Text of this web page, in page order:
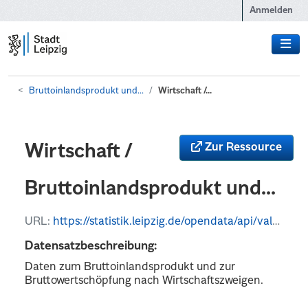
Anmelden
Bruttoinlandsprodukt und... Wirtschaft /...
Zur Ressource
Wirtschaft /
Bruttoinlandsprodukt und...
URL: https://statistik.leipzig.de/opendata/api/values?kategorie_nr=8&rubrik_nr=12&periode=y&format=csv
Datensatzbeschreibung:
Daten zum Bruttoinlandsprodukt und zur
Bruttowertschöpfung nach Wirtschaftszweigen.